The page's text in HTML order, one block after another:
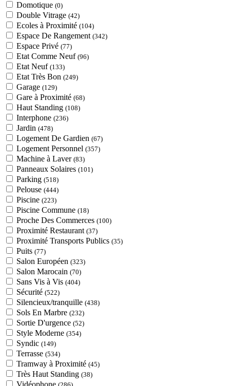
Domotique (0)
Double Vitrage (42)
Ecoles à Proximité (104)
Espace De Rangement (342)
Espace Privé (77)
Etat Comme Neuf (96)
Etat Neuf (133)
Etat Très Bon (249)
Garage (129)
Gare à Proximité (68)
Haut Standing (108)
Interphone (236)
Jardin (478)
Logement De Gardien (67)
Logement Personnel (357)
Machine à Laver (83)
Panneaux Solaires (101)
Parking (518)
Pelouse (444)
Piscine (223)
Piscine Commune (18)
Proche Des Commerces (100)
Proximité Restaurant (37)
Proximité Transports Publics (35)
Puits (77)
Salon Européen (323)
Salon Marocain (70)
Sans Vis à Vis (404)
Sécurité (522)
Silencieux/tranquille (438)
Sols En Marbre (232)
Sortie D'urgence (52)
Style Moderne (354)
Syndic (149)
Terrasse (534)
Tramway à Proximité (45)
Très Haut Standing (38)
Vidéophone